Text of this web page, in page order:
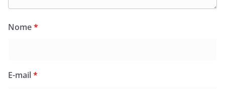
Nome*
E-mail*